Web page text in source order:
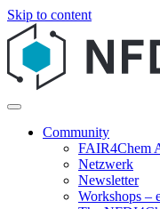
Skip to content
Community
FAIR4Chem
Netzwerk
Newsletter
Workshops –